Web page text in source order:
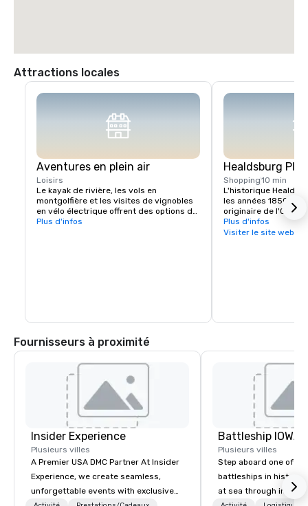
Attractions locales
Aventures en plein air
Loisirs
Le kayak de rivière, les vols en
montgolfière et les visites de vignobles
en vélo électrique offrent des options de
team building ou de loisirs inoubliables
Plus d'infos
Healdsburg
Shopping10 min
L'historique
les années 1850 par
originaire de l'Ohio,
point de contact
visiteurs, avec une
Plus d'infos
Visiter le site web
Fournisseurs à proximité
Insider Experience
Plusieurs villes
A Premier USA DMC Partner At Insider
Experience, we create seamless,
unforgettable events with exclusive
Battleship IOWA
Plusieurs villes
Step aboard one of
battleships in history
at sea through